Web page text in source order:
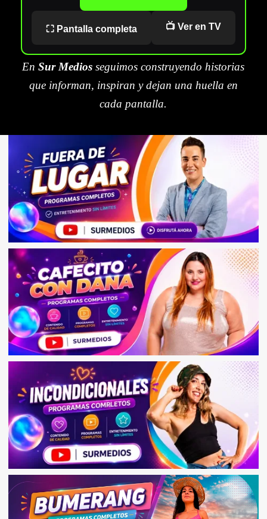
⛶ Pantalla completa 📺 Ver en TV
EnSur Medios seguimos construyendo historias
que informan, inspiran y dejan una huella en
cada pantalla.